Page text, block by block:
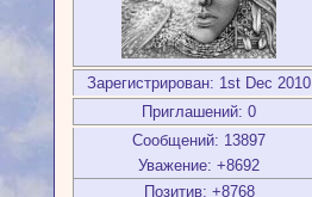
Зарегистрирован: 1st Dec 2010
Приглашений: 0
Сообщений: 13897
Уважение: +8692
Позитив: +8768